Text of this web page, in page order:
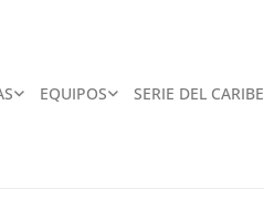
EQUIPOS SERIE DEL CARIBE